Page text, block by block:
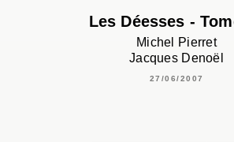
Les Déesses -
Michel Pierret
Jacques Denoël
27/06/2007